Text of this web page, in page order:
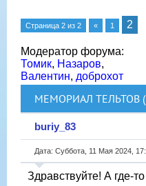
Страница 2 из 2 « 1 2
Модератор форума:
Томик, Назаров,
Валентин, доброхот
МЕМОРИАЛ ТЕЛЬТОВ
buriy_83
Дата: Суббота, 11 Мая 2024,
Здравствуйте! А где-